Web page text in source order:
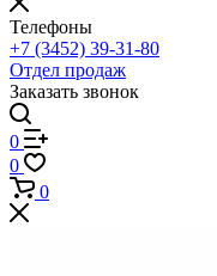
Телефоны
+7 (3452) 39-31-80
Отдел продаж
Заказать звонок
0
0
0